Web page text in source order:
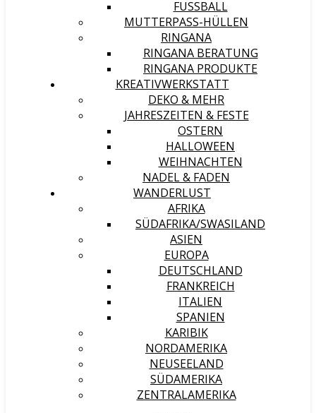
FUSSBALL
MUTTERPASS-HÜLLEN
RINGANA
RINGANA BERATUNG
RINGANA PRODUKTE
KREATIVWERKSTATT
DEKO & MEHR
JAHRESZEITEN & FESTE
OSTERN
HALLOWEEN
WEIHNACHTEN
NADEL & FADEN
WANDERLUST
AFRIKA
SÜDAFRIKA/SWASILAND
ASIEN
EUROPA
DEUTSCHLAND
FRANKREICH
ITALIEN
SPANIEN
KARIBIK
NORDAMERIKA
NEUSEELAND
SÜDAMERIKA
ZENTRALAMERIKA